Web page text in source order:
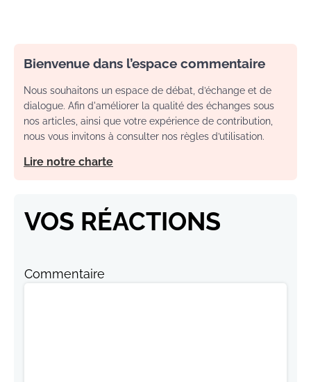
Bienvenue dans l’espace commentaire
Nous souhaitons un espace de débat, d’échange et de
dialogue. Afin d'améliorer la qualité des échanges sous
nos articles, ainsi que votre expérience de contribution,
nous vous invitons à consulter nos règles d’utilisation.
Lire notre charte
VOS RÉACTIONS
Commentaire